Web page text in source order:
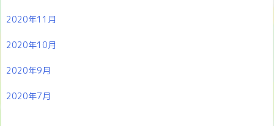
2020年11月
2020年10月
2020年9月
2020年7月